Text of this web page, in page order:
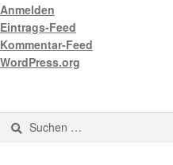
Anmelden
Eintrags-Feed
Kommentar-Feed
WordPress.org